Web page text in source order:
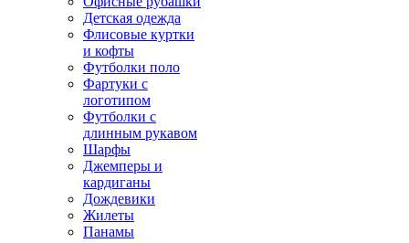
Детская одежда
Флисовые куртки
и кофты
Футболки поло
Фартуки с
логотипом
Футболки с
длинным рукавом
Шарфы
Джемперы и
кардиганы
Дождевики
Жилеты
Панамы